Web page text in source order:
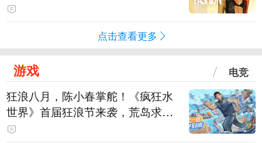
点击查看更多
游戏 电竞
狂浪八月，陈小春掌舵！《疯狂水
世界》首届狂浪节来袭，荒岛求生
直播即将开启